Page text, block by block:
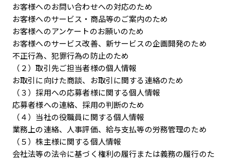
お客様へのお問い合わせへの対応のため
お客様へのサービス・商品等のご案内のため
お客様へのアンケートのお願いのため
お客様へのサービス改善、新サービスの企画開発のため
不正行為、犯罪行為の防止のため
（２）取引先ご担当者様の個人情報
お取引に向けた商談、お取引に関する連絡のため
（３）採用への応募者様に関する個人情報
応募者様への連絡、採用の判断のため
（４）当社の役職員に関する個人情報
業務上の連絡、人事評価、給与支払等の労務管理のため
（５）株主様に関する個人情報
会社法等の法令に基づく権利の履行または義務の履行のた